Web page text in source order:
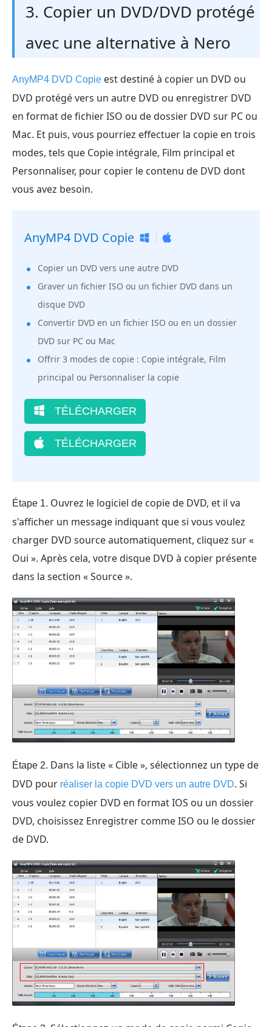
3. Copier un DVD/DVD protégé
avec une alternative à Nero
AnyMP4 DVD Copie est destiné à copier un DVD ou
DVD protégé vers un autre DVD ou enregistrer DVD
en format de fichier ISO ou de dossier DVD sur PC ou
Mac. Et puis, vous pourriez effectuer la copie en trois
modes, tels que Copie intégrale, Film principal et
Personnaliser, pour copier le contenu de DVD dont
vous avez besoin.
AnyMP4 DVD Copie
Copier un DVD vers une autre DVD
Graver un fichier ISO ou un fichier DVD dans un
disque DVD
Convertir DVD en un fichier ISO ou en un dossier
DVD sur PC ou Mac
Offrir 3 modes de copie : Copie intégrale, Film
principal ou Personnaliser la copie
TÉLÉCHARGER
TÉLÉCHARGER
Étape 1. Ouvrez le logiciel de copie de DVD, et il va
s'afficher un message indiquant que si vous voulez
charger DVD source automatiquement, cliquez sur «
Oui ». Après cela, votre disque DVD à copier présente
dans la section « Source ».
Étape 2. Dans la liste « Cible », sélectionnez un type de
DVD pour réaliser la copie DVD vers un autre DVD. Si
vous voulez copier DVD en format IOS ou un dossier
DVD, choisissez Enregistrer comme ISO ou le dossier
de DVD.